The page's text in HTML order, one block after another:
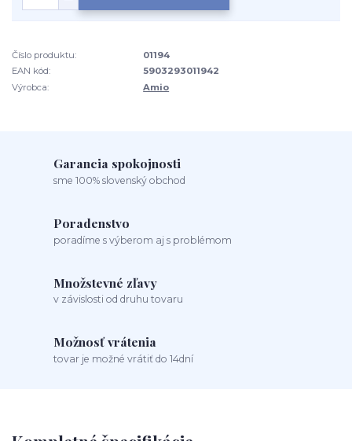
Číslo produktu:
01194
EAN kód:
5903293011942
Výrobca:
Amio
Garancia spokojnosti
sme 100% slovenský obchod
Poradenstvo
poradíme s výberom aj s problémom
Množstevné zľavy
v závislosti od druhu tovaru
Možnosť vrátenia
tovar je možné vrátiť do 14dní